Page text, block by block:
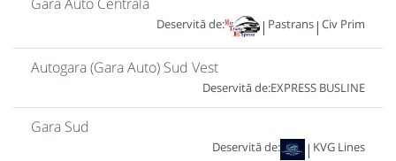
Deservită de: | Pastrans| Civ Prim
Autogara (Gara Auto) Sud Vest
Deservită de:EXPRESS BUSLINE
Gara Sud
Deservită de: | KVG Lines